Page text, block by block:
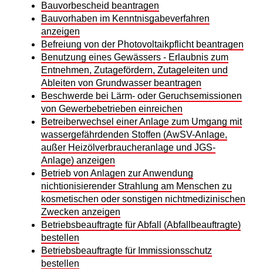
Bauvorbescheid beantragen
Bauvorhaben im Kenntnisgabeverfahren
anzeigen
Befreiung von der Photovoltaikpflicht beantragen
Benutzung eines Gewässers - Erlaubnis zum
Entnehmen, Zutagefördern, Zutageleiten und
Ableiten von Grundwasser beantragen
Beschwerde bei Lärm- oder Geruchsemissionen
von Gewerbebetrieben einreichen
Betreiberwechsel einer Anlage zum Umgang mit
wassergefährdenden Stoffen (AwSV-Anlage,
außer Heizölverbraucheranlage und JGS-
Anlage) anzeigen
Betrieb von Anlagen zur Anwendung
nichtionisierender Strahlung am Menschen zu
kosmetischen oder sonstigen nichtmedizinischen
Zwecken anzeigen
Betriebsbeauftragte für Abfall (Abfallbeauftragte)
bestellen
Betriebsbeauftragte für Immissionsschutz
bestellen